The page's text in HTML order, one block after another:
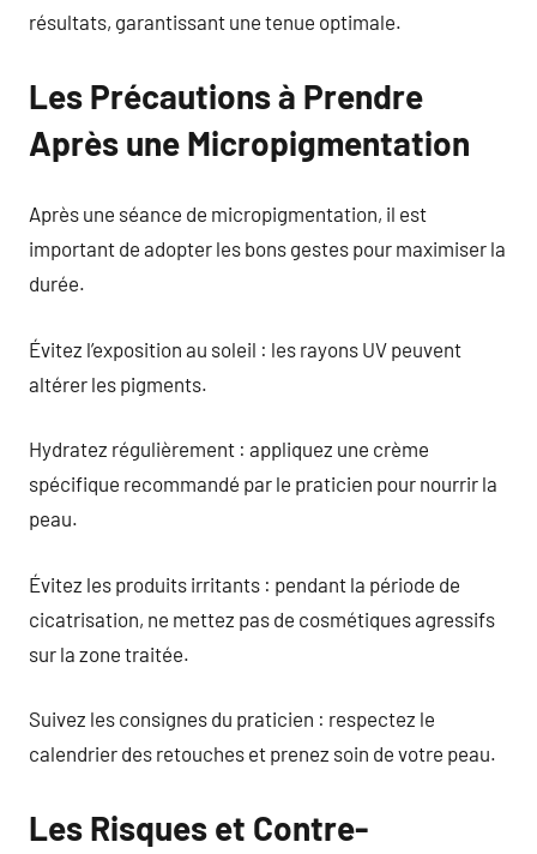
résultats, garantissant une tenue optimale.
Les Précautions à Prendre
Après une Micropigmentation
Après une séance de micropigmentation, il est
important de adopter les bons gestes pour maximiser la
durée.
Évitez l’exposition au soleil : les rayons UV peuvent
altérer les pigments.
Hydratez régulièrement : appliquez une crème
spécifique recommandé par le praticien pour nourrir la
peau.
Évitez les produits irritants : pendant la période de
cicatrisation, ne mettez pas de cosmétiques agressifs
sur la zone traitée.
Suivez les consignes du praticien : respectez le
calendrier des retouches et prenez soin de votre peau.
Les Risques et Contre-